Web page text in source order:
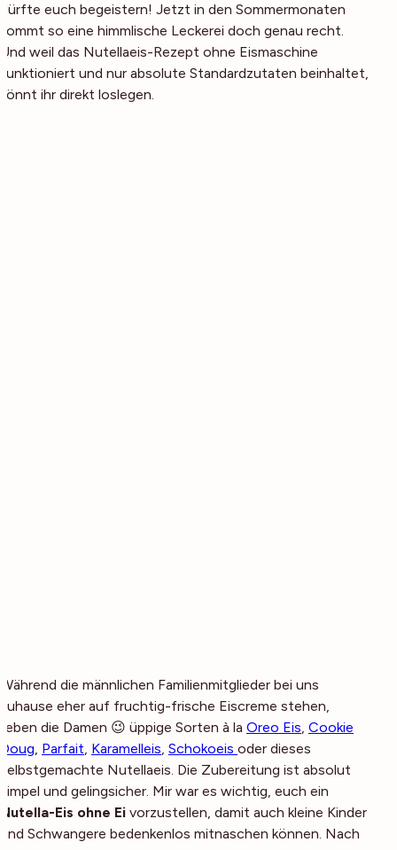
dürfte euch begeistern! Jetzt in den Sommermonaten
kommt so eine himmlische Leckerei doch genau recht.
Und weil das Nutellaeis-Rezept ohne Eismaschine
funktioniert und nur absolute Standardzutaten beinhaltet,
könnt ihr direkt loslegen.
Während die männlichen Familienmitglieder bei uns
zuhause eher auf fruchtig-frische Eiscreme stehen,
lieben die Damen 😉 üppige Sorten à la Oreo Eis, Cookie
Doug, Parfait, Karamelleis, Schokoeis oder dieses
selbstgemachte Nutellaeis. Die Zubereitung ist absolut
simpel und gelingsicher. Mir war es wichtig, euch ein
Nutella-Eis ohne Ei vorzustellen, damit auch kleine Kinder
und Schwangere bedenkenlos mitnaschen können. Nach